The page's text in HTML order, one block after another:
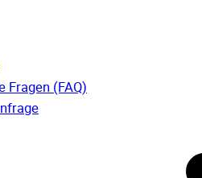
Fragen (FAQ)